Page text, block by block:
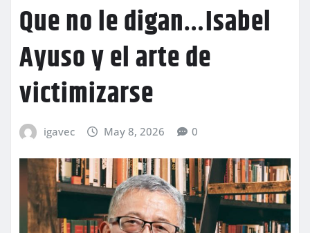
Que no le digan…Isabel
Ayuso y el arte de
victimizarse
igavec May 8, 2026 0